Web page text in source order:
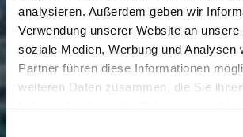
analysieren. Außerdem geben wir
Verwendung unserer Website an
soziale Medien, Werbung und Analysen
Partner führen diese Informationen
weiteren Daten zusammen, die Sie